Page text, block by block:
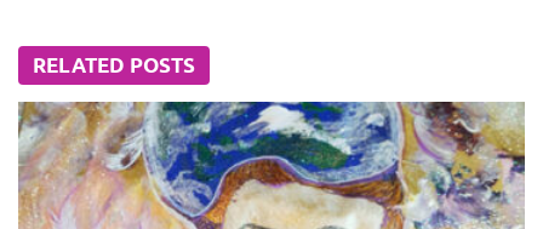
RELATED POSTS